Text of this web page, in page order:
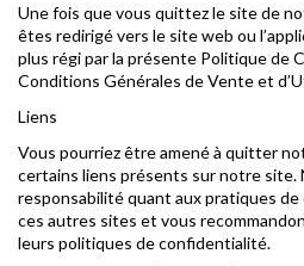
Une fois que vous quittez le site de
êtes redirigé vers le site web ou
plus régi par la présente Politique de
Conditions Générales de Vente et
Liens
Vous pourriez être amené à quitter
certains liens présents sur notre site.
responsabilité quant aux pratiques
ces autres sites et vous
leurs politiques de confidentialité.